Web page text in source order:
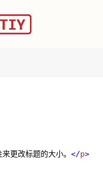
改标题的大小。 </p>